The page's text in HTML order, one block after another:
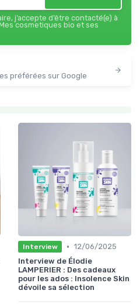
j’accepte d’être contacté(e) à
cosmetiques bio et ses
préférées sur Google
Interview • 12/06/2025
Interview de Élodie
LAMPERIER : Des cadeaux
pour les ados : Insolence Skin
dévoile sa sélection